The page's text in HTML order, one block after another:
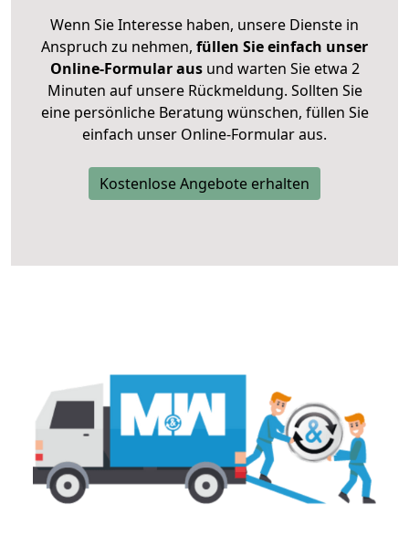
Wenn Sie Interesse haben, unsere Dienste in
Anspruch zu nehmen, füllen Sie einfach unser
Online-Formular ausund warten Sie etwa 2
Minuten auf unsere Rückmeldung. Sollten Sie
eine persönliche Beratung wünschen, füllen Sie
einfach unser Online-Formular aus.
Kostenlose Angebote erhalten